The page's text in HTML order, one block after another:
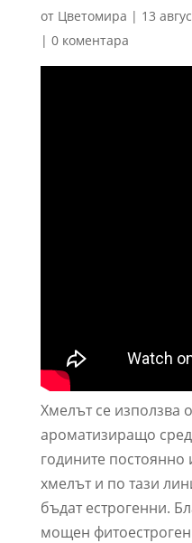
от Цветомира | 13
| 0 коментара
Хмелът се използва
ароматизиращо
годините
хмелът и по тази
бъдат естрогенни.
мощен